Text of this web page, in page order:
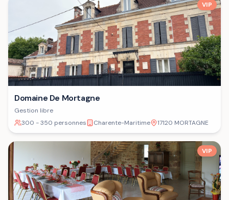
VIP
Domaine De Mortagne
Gestion libre
300 - 350 personnes
Charente-Maritime 17120 MORTAGNE
VIP